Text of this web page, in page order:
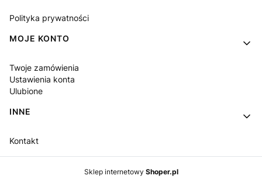
Polityka prywatności
MOJE KONTO
Twoje zamówienia
Ustawienia konta
Ulubione
INNE
Kontakt
Sklep internetowy Shoper.pl